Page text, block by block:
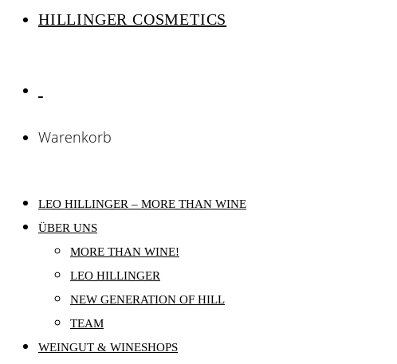
HILLINGER COSMETICS
Warenkorb
LEO HILLINGER – MORE THAN WINE
ÜBER UNS
MORE THAN WINE!
LEO HILLINGER
NEW GENERATION OF HILL
TEAM
WEINGUT & WINESHOPS